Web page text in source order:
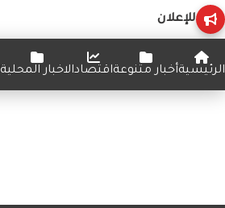
للإعلان
الرئيسيةأخبار متنوعةاقتصادالاخبار المحلية